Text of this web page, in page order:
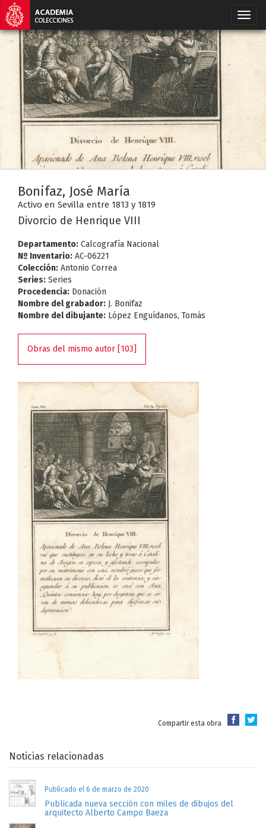
Bonifaz, José María
Activo en Sevilla entre 1813 y 1819
Divorcio de Henrique VIII
Departamento: Calcografía Nacional
Nº Inventario: AC-06221
Colección: Antonio Correa
Series: Series
Procedencia: Donación
Nombre del grabador: J. Bonifaz
Nombre del dibujante: López Enguídanos, Tomás
Obras del mismo autor [103]
Compartir esta obra
Noticias relacionadas
Publicado el 6 de marzo de 2020
Publicada nueva sección con miles de dibujos del
arquitecto Alberto Campo Baeza